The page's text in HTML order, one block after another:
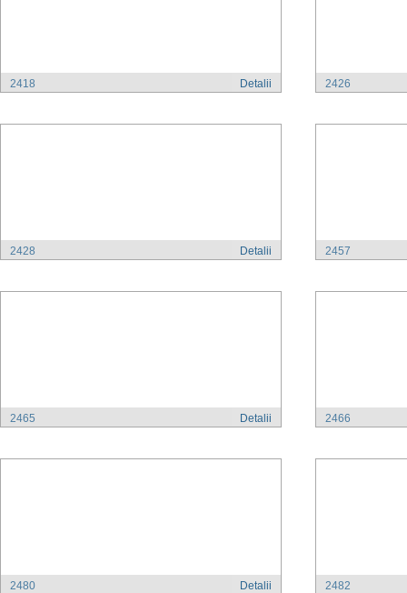
Detalii
2418 2426
Detalii
2428 2457
Detalii
2465 2466
Detalii
2480 2482